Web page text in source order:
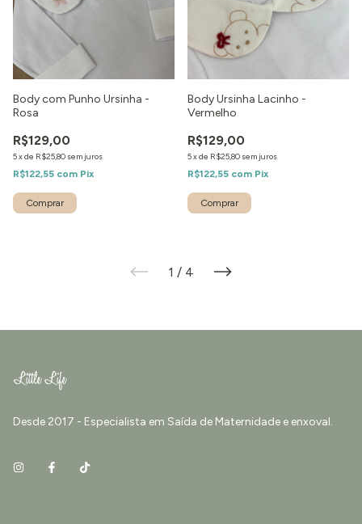
Body com Punho Ursinha -
Rosa
R$129,00
5xde R$25,80 sem juros
R$122,55 com Pix
Body Ursinha Lacinho -
Vermelho
R$129,00
5xde R$25,80 sem juros
R$122,55 com Pix
1 / 4
Desde 2017 - Especialista em Saída de Maternidade e enxoval.